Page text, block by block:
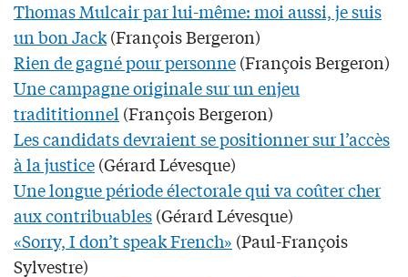
Thomas Mulcair par lui-même: moi aussi, je suis
un bon Jack(François Bergeron)
Rien de gagné pour personne(François Bergeron)
Une campagne originale sur un enjeu
tradititionnel (François Bergeron)
Les candidats devraient se positionner sur l’accès
à la justice(Gérard Lévesque)
Une longue période électorale qui va coûter cher
aux contribuables(Gérard Lévesque)
«Sorry, I don’t speak French» (Paul-François
Sylvestre)